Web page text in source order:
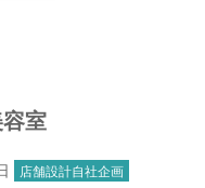
室
店舗設計自社企画